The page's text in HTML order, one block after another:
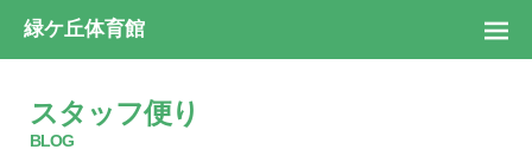
緑ケ丘体育館
スタッフ便り
BLOG